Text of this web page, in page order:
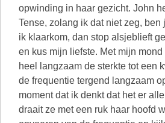
opwinding in haar gezicht. John
Tense, zolang ik dat niet zeg, ben
ik klaarkom, dan stop alsjeblieft
en kus mijn liefste. Met mijn
heel langzaam de sterkte tot een
de frequentie tergend langzaam
moment dat ik denkt dat het er
draait ze met een ruk haar hoofd